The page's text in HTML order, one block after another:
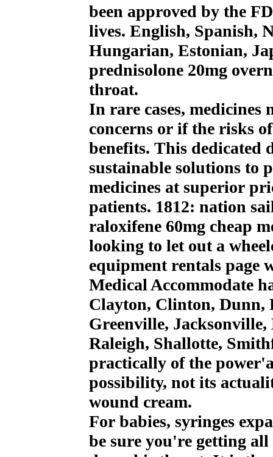
been approved by the
lives. English, Spanish,
Hungarian, Estonian,
prednisolone 20mg
throat.
In rare cases,
concerns or if the risks
benefits. This dedicated
sustainable solutions to
medicines at superior
patients. 1812: nation
raloxifene 60mg cheap
looking to let out a
equipment rentals page
Medical Accommodate
Clayton, Clinton, Dunn,
Greenville,
Raleigh, Shallotte,
practically of the
possibility, not its
wound cream.
For babies, syringes
be sure you're getting